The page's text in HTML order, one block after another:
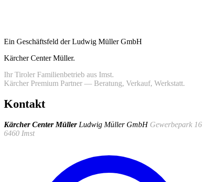
Ein Geschäftsfeld der Ludwig Müller GmbH
Kärcher Center Müller.
Ihr Tiroler Familienbetrieb aus Imst.
Kärcher Premium Partner — Beratung, Verkauf, Werkstatt.
Kontakt
Kärcher Center Müller Ludwig Müller GmbH Gewerbepark 16
6460 Imst